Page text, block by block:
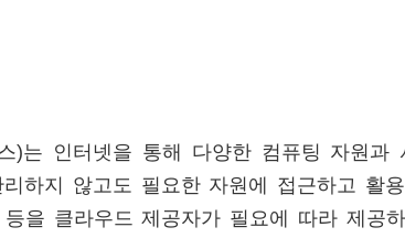
)는 인터넷을 통해 다양한 컴퓨팅 자원과
하지 않고도 필요한 자원에 접근하고 활
을 클라우드 제공자가 필요에 따라 제공